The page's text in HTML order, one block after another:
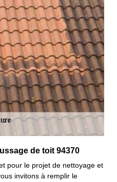
de toit 94370
pour le projet de nettoyage et
invitons à remplir le